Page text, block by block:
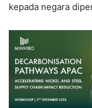
kepada negara